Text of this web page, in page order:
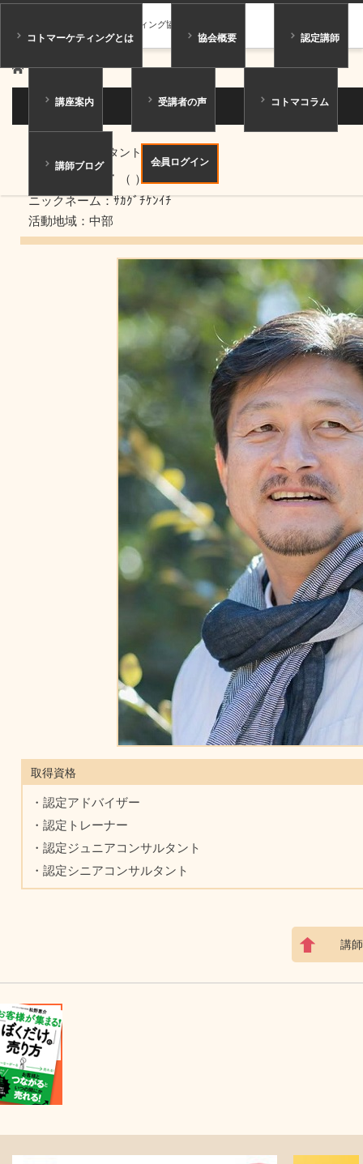
一般社団法人コトマーケティング協会
コトマーケティングとは 協会概要 認定講師
講座案内 受講者の声 コトマコラム
講師ブログ 会員ログイン
ホーム 講師紹介
講師紹介
シニアコンサルタント
坂口 賢一
（ ）
ニックネーム：ｻｶｸﾞﾁｹﾝｲﾁ
活動地域：中部
取得資格
・認定アドバイザー
・認定トレーナー
・認定ジュニアコンサルタント
・認定シニアコンサルタント
講